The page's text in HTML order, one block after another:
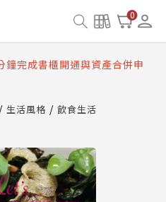
0
閱讀資產合併與書櫃開通申請
開通常見問題
鐘完成書櫃開通與資產合併申
讀資產合併與書櫃開通申請
生活風格
飲食生活